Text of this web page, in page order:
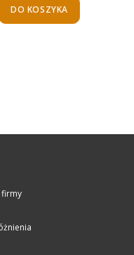
DO KOSZYKA
firmy